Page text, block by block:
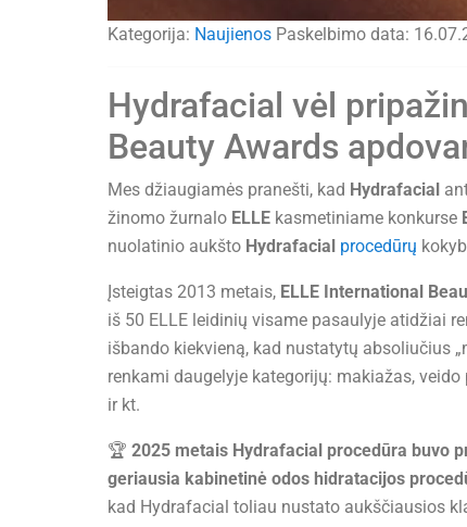
Kategorija: Naujienos Paskelbimo data:
Hydrafacial vėl
Beauty Awards
Mes džiaugiamės pranešti, kad Hydrafacial
žinomo žurnalo ELLE kasmetiniame konkurse
nuolatinio aukšto Hydrafacial procedūrų
Įsteigtas 2013 metais, ELLE International
iš 50 ELLE leidinių visame pasaulyje atidžiai
išbando kiekvieną, kad nustatytų absoliučius
renkami daugelyje kategorijų: makiažas,
ir kt.
🏆 2025 metais Hydrafacial procedūra buvo
geriausia kabinetinė odos hidratacijos
kad Hydrafacial toliau nustato aukščiausios